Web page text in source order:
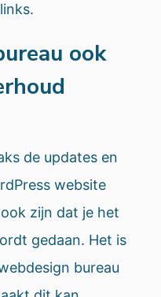
ook
de updates en
website
zijn dat je het
gedaan. Het is
bureau